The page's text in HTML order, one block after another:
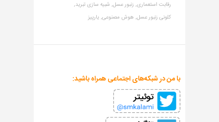
رقابت استعماری, زنبور عسل, شبیه سازی تبرید,
کلونی زنبور عسل, هوش مصنوعی, یارپیز
با من در شبکه‌های اجتماعی همراه باشید: